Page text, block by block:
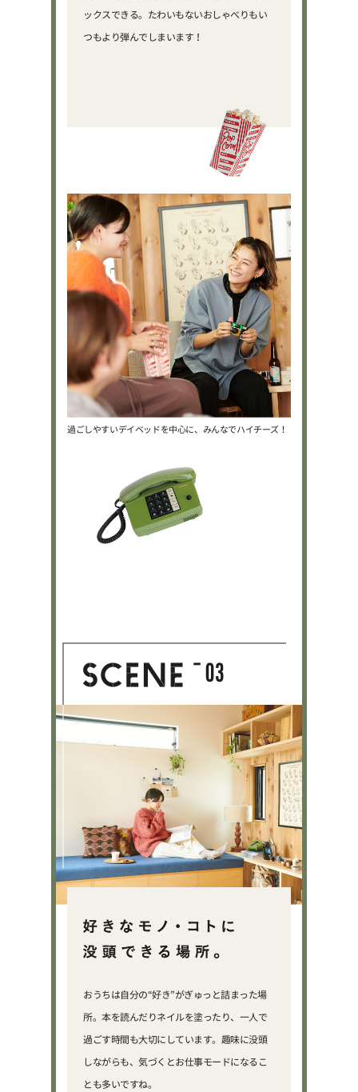
ックスできる。たわいもないおしゃべりもい
つもより弾んでしまいます！
過ごしやすいデイベッドを中心に、みんなでハイチーズ！
おうちは自分の“好き”がぎゅっと詰まった場
所。本を読んだりネイルを塗ったり、一人で
過ごす時間も大切にしています。趣味に没頭
しながらも、気づくとお仕事モードになるこ
とも多いですね。